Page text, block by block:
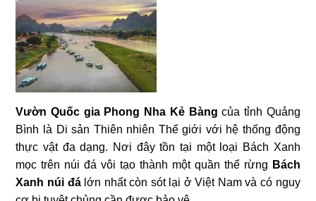
Vườn Quốc gia Phong Nha Kẻ Bàng của tỉnh Quảng
Bình là Di sản Thiên nhiên Thế giới với hệ thống động
thực vật đa dạng. Nơi đây tồn tại một loại Bách Xanh
mọc trên núi đá vôi tạo thành một quần thể rừng Bách
Xanh núi đálớn nhất còn sót lại ở Việt Nam và có nguy